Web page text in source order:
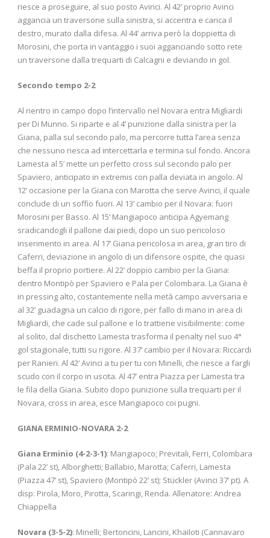
riesce a proseguire, al suo posto Avinci. Al 42’ proprio Avinci
aggancia un traversone sulla sinistra, si accentra e carica il
destro, murato dalla difesa. Al 44’ arriva però la doppietta di
Morosini, che porta in vantaggio i suoi agganciando sotto rete
un traversone dalla trequarti di Calcagni e deviando in gol.
Secondo tempo 2-2
Al rientro in campo dopo l’intervallo nel Novara entra Migliardi
per Di Munno. Si riparte e al 4’ punizione dalla sinistra per la
Giana, palla sul secondo palo, ma percorre tutta l’area senza
che nessuno riesca ad intercettarla e termina sul fondo. Ancora
Lamesta al 5’ mette un perfetto cross sul secondo palo per
Spaviero, anticipato in extremis con palla deviata in angolo. Al
12’ occasione per la Giana con Marotta che serve Avinci, il quale
conclude di un soffio fuori. Al 13’ cambio per il Novara: fuori
Morosini per Basso. Al 15’ Mangiapoco anticipa Agyemang
sradicandogli il pallone dai piedi, dopo un suo pericoloso
inserimento in area. Al 17’ Giana pericolosa in area, gran tiro di
Caferri, deviazione in angolo di un difensore ospite, che quasi
beffa il proprio portiere. Al 22’ doppio cambio per la Giana:
dentro Montipò per Spaviero e Pala per Colombara. La Giana è
in pressing alto, costantemente nella metà campo avversaria e
al 32’ guadagna un calcio di rigore, per fallo di mano in area di
Migliardi, che cade sul pallone e lo trattiene visibilmente: come
al solito, dal dischetto Lamesta trasforma il penalty nel suo 4°
gol stagionale, tutti su rigore. Al 37’ cambio per il Novara: Riccardi
per Ranieri. Al 42’ Avinci a tu per tu con Minelli, che riesce a fargli
scudo con il corpo in uscita. Al 47’ entra Piazza per Lamesta tra
le fila della Giana. Subito dopo punizione sulla trequarti per il
Novara, cross in area, esce Mangiapoco coi pugni.
GIANA ERMINIO-NOVARA 2-2
Giana Erminio (4-2-3-1): Mangiapoco; Previtali, Ferri, Colombara
(Pala 22’ st), Alborghetti; Ballabio, Marotta; Caferri, Lamesta
(Piazza 47’ st), Spaviero (Montipò 22’ st); Stückler (Avinci 37’ pt). A
disp: Pirola, Moro, Pirotta, Scaringi, Renda. Allenatore: Andrea
Chiappella
Novara (3-5-2): Minelli; Bertoncini, Lancini, Khailoti (Cannavaro